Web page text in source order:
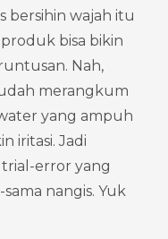
wajah itu
bisa bikin
Nah,
merangkum
yang ampuh
iritasi. Jadi
error yang
nangis. Yuk